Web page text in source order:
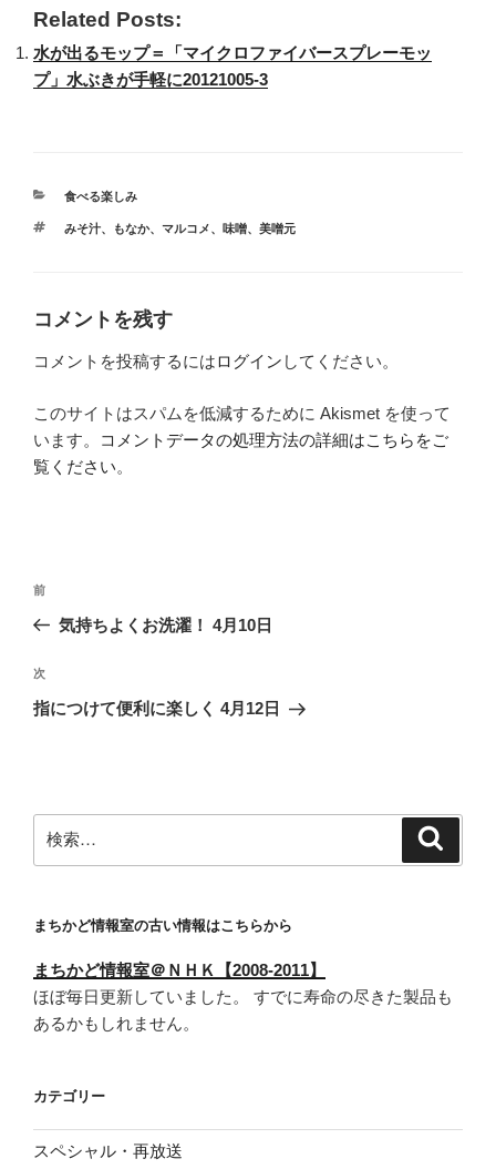
Related Posts:
水が出るモップ＝「マイクロファイバースプレーモッ
プ」水ぶきが手軽に20121005-3
カ
ゴ
食べる楽しみ
タ
みそ汁、 もなか、 マルコメ、 味噌、 美噌元
コメントを残す
コメントを投稿するにはログイン してください。
このサイトはスパムを低減するために Akismet を使って
います。
コメントデータの処理方法の詳細はこちらをご
覧ください。
投
ビ
ゲ
ン
前
の
稿
前
気持ちよくお洗濯！ 4月10日
次
の
次
指につけて便利に楽しく 4月12日
索:
まちかど情報室の古い情報はこちらから
まちかど情報室＠ＮＨＫ【2008-2011】
ほぼ毎日更新していました。 すでに寿命の尽きた製品も
あるかもしれません。
カテゴリー
スペシャル・再放送